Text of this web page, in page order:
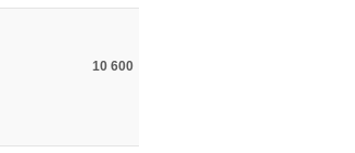
10 600